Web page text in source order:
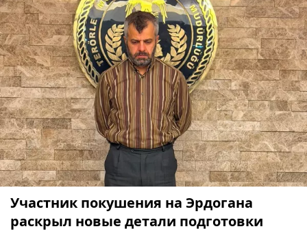
Участник покушения на Эрдогана
раскрыл новые детали подготовки